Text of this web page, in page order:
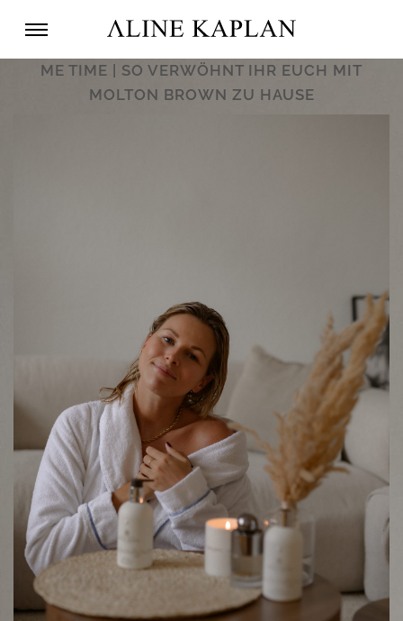
ME TIME | SO VERWÖHNT IHR EUCH MIT
MOLTON BROWN ZU HAUSE